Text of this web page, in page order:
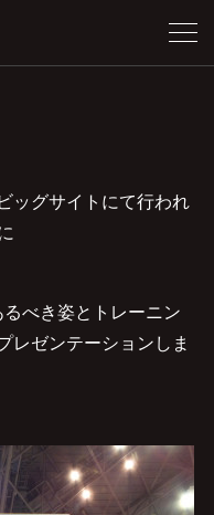
グサイトにて行われ
べき姿とトレーニン
ゼンテーションしま